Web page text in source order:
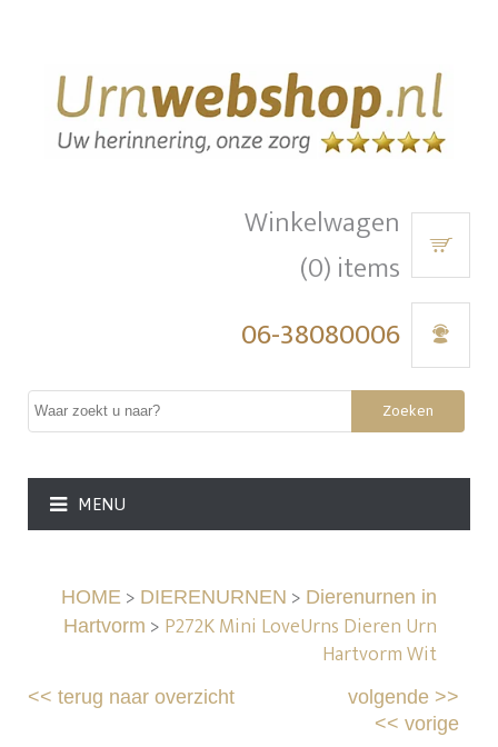
Winkelwagen
(0) items
06-38080006
Zoeken
MENU
HOME> DIERENURNEN > Dierenurnen in
Hartvorm > P272K Mini LoveUrns Dieren Urn
Hartvorm Wit
<<terug naar overzicht volgende>>
<< vorige